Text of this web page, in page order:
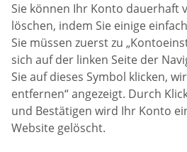
Sie können Ihr Konto dauerhaft
löschen, indem Sie einige
Sie müssen zuerst zu
sich auf der linken Seite der
Sie auf dieses Symbol klicken,
entfernen“ angezeigt. Durch
und Bestätigen wird Ihr Konto
Website gelöscht.